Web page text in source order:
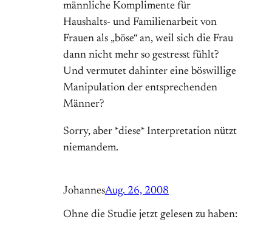
männliche Komplimente für
Haushalts- und Familienarbeit von
Frauen als „böse“ an, weil sich die Frau
dann nicht mehr so gestresst fühlt?
Und vermutet dahinter eine böswillige
Manipulation der entsprechenden
Männer?
Sorry, aber *diese* Interpretation nützt
niemandem.
JohannesAug. 26, 2008
Ohne die Studie jetzt gelesen zu haben: